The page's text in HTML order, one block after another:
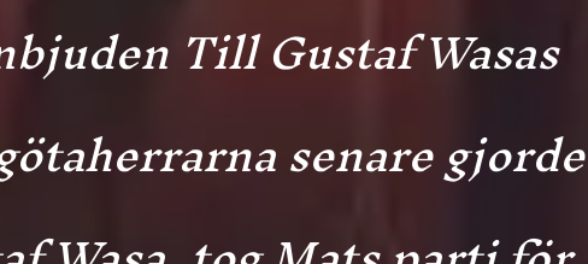
Till Gustaf Wasas
senare gjorde